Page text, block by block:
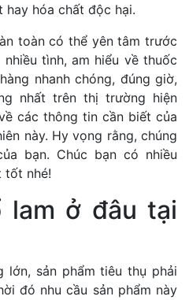
hay hóa chất độc hại.
toàn có thể yên tâm trước
tình, am hiểu về thuốc
nhanh chóng, đúng giờ,
nhất trên thị trường hiện
các thông tin cần biết của
này. Hy vọng rằng, chúng
bạn. Chúc bạn có nhiều
tốt nhé!
lam ở đâu tại
lớn, sản phẩm tiêu thụ phải
đó nhu cầu sản phẩm này